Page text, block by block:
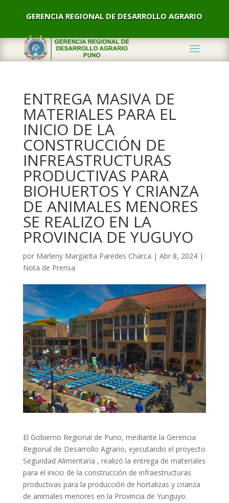
GERENCIA REGIONAL DE DESARROLLO AGRARIO
ENTREGA MASIVA DE
MATERIALES PARA EL
INICIO DE LA
CONSTRUCCIÓN DE
INFREASTRUCTURAS
PRODUCTIVAS PARA
BIOHUERTOS Y CRIANZA
DE ANIMALES MENORES
SE REALIZO EN LA
PROVINCIA DE YUGUYO
por Marleny Margarita Paredes Charca | Abr 8, 2024|
Nota de Prensa
El Gobierno Regional de Puno, mediante la Gerencia
Regional de Desarrollo Agrario, ejecutando el proyecto
Seguridad Alimentaria , realizó la entrega de materiales
para el inicio de la construcción de infraestructuras
productivas para la producción de hortalizas y crianza
de animales menores en la Provincia de Yunguyo.